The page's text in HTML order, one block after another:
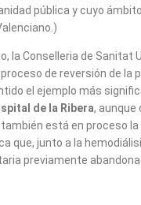
pública y cuyo
la Conselleria de Sanitat
de reversión de la
el ejemplo más
de la Ribera, aunque
está en proceso la
que, junto a la
previamente